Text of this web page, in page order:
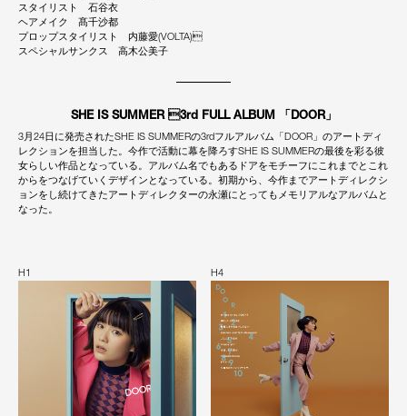
スタイリスト 石谷衣
ヘアメイク 髙千沙都
プロップスタイリスト 内藤愛(VOLTA)
スペシャルサンクス 高木公美子
SHE IS SUMMER 3rd FULL ALBUM 「DOOR」
3月24日に発売されたSHE IS SUMMERの3rdフルアルバム「DOOR」のアートディ
レクションを担当した。今作で活動に幕を降ろすSHE IS SUMMERの最後を彩る彼
女らしい作品となっている。アルバム名でもあるドアをモチーフにこれまでとこれ
からをつなげていくデザインとなっている。初期から、今作までアートディレクシ
ョンをし続けてきたアートディレクターの永瀬にとってもメモリアルなアルバムと
なった。
H1 H4